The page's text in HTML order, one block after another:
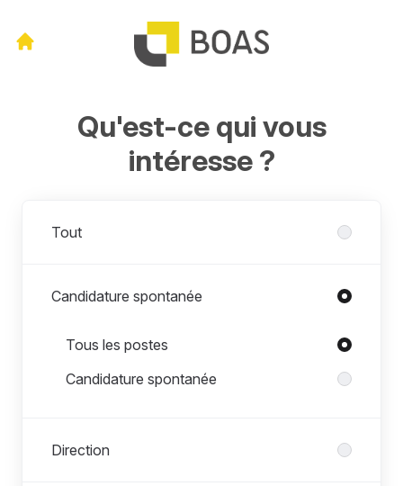
Qu'est-ce qui vous
intéresse ?
Tout
Candidature spontanée
Postes dans Candidature spontanée
Tous les postes
Candidature spontanée
Direction